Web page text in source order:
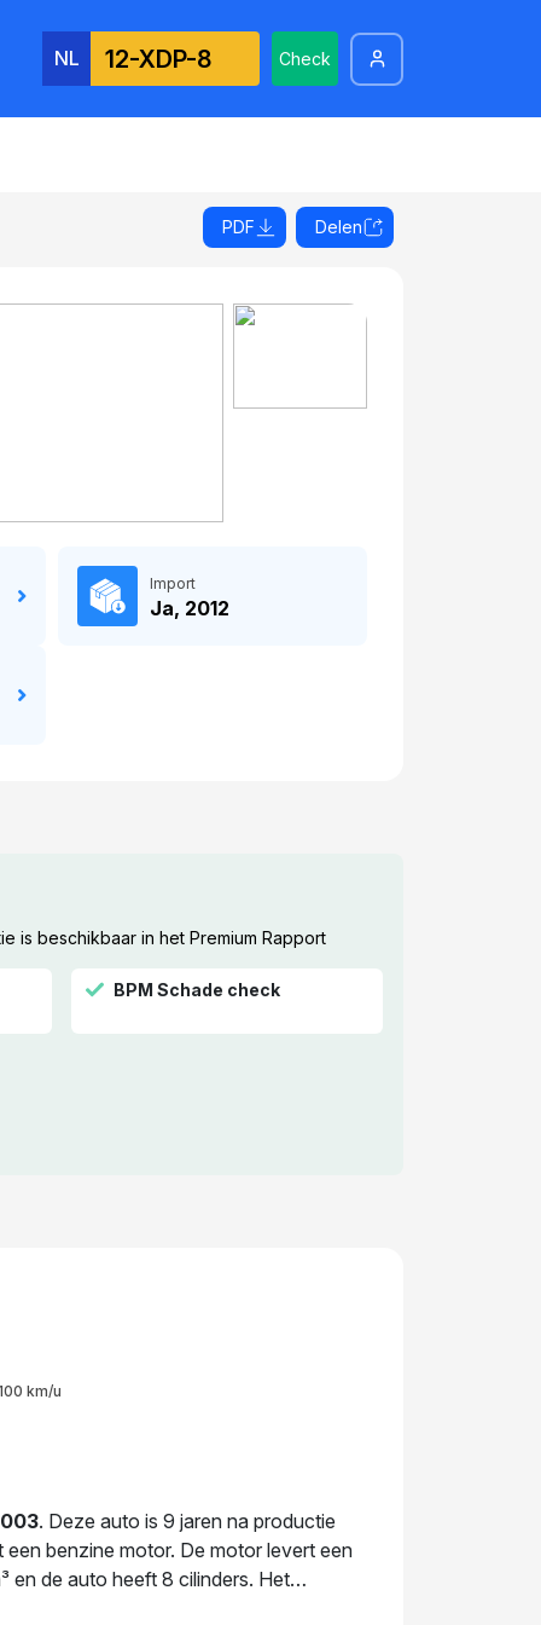
NL Check
PDF Delen
Import
Ja, 2012
is beschikbaar in het Premium Rapport
BPM Schade check
km/u
. Deze auto is 9 jaren na productie
benzine motor. De motor levert een
en de auto heeft 8 cilinders. Het
van 1.525 kg. De laatste